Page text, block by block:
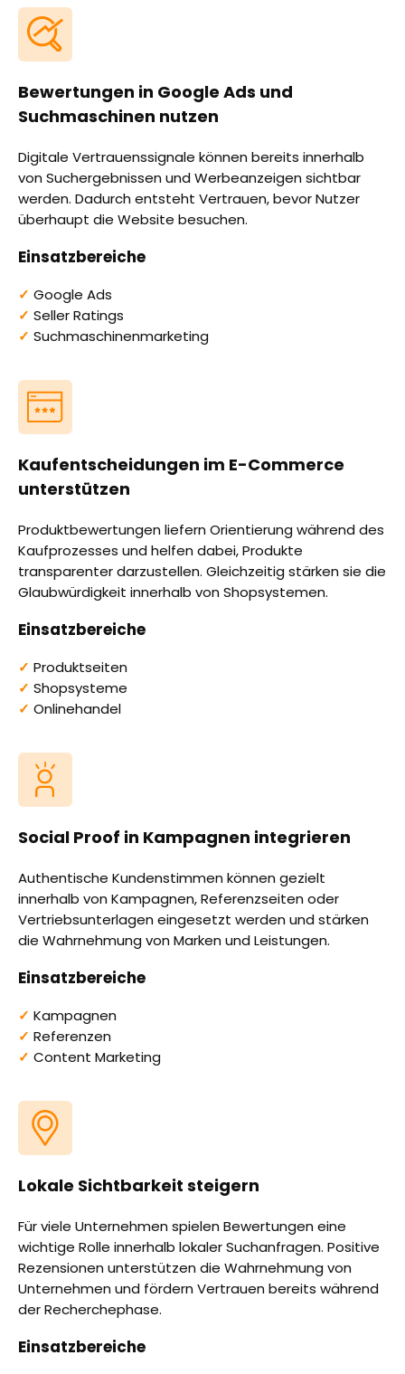
Bewertungen in Google Ads und
Suchmaschinen nutzen
Digitale Vertrauenssignale können bereits innerhalb
von Suchergebnissen und Werbeanzeigen sichtbar
werden. Dadurch entsteht Vertrauen, bevor Nutzer
überhaupt die Website besuchen.
Einsatzbereiche
✓ Google Ads
✓ Seller Ratings
✓ Suchmaschinenmarketing
Kaufentscheidungen im E-Commerce
unterstützen
Produktbewertungen liefern Orientierung während des
Kaufprozesses und helfen dabei, Produkte
transparenter darzustellen. Gleichzeitig stärken sie die
Glaubwürdigkeit innerhalb von Shopsystemen.
Einsatzbereiche
✓ Produktseiten
✓ Shopsysteme
✓ Onlinehandel
Social Proof in Kampagnen integrieren
Authentische Kundenstimmen können gezielt
innerhalb von Kampagnen, Referenzseiten oder
Vertriebsunterlagen eingesetzt werden und stärken
die Wahrnehmung von Marken und Leistungen.
Einsatzbereiche
✓ Kampagnen
✓ Referenzen
✓ Content Marketing
Lokale Sichtbarkeit steigern
Für viele Unternehmen spielen Bewertungen eine
wichtige Rolle innerhalb lokaler Suchanfragen. Positive
Rezensionen unterstützen die Wahrnehmung von
Unternehmen und fördern Vertrauen bereits während
der Recherchephase.
Einsatzbereiche